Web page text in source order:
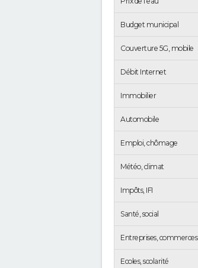
Budget municipal
Couverture 5G, mobile
Débit Internet
Immobilier
Automobile
Emploi, chômage
Météo, climat
Impôts, IFI
Santé, social
Entreprises, commerces
Ecoles, scolarité